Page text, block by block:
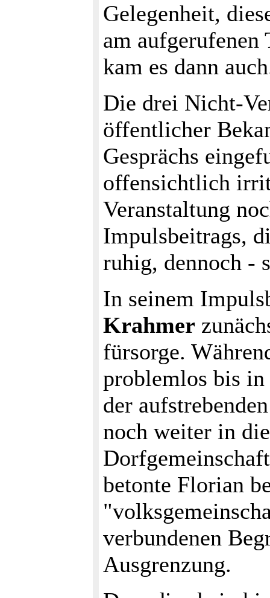
Gelegenheit,
am aufgerufenen
kam es dann
Die drei Nicht-
öffentlicher
Gesprächs
offensichtlich
Veranstaltung
Impulsbeitrags,
ruhig, dennoch -
In seinem
Krahmer
fürsorge.
problemlos bis in
der
noch weiter in
betonte Florian
verbundenen
Ausgrenzung.